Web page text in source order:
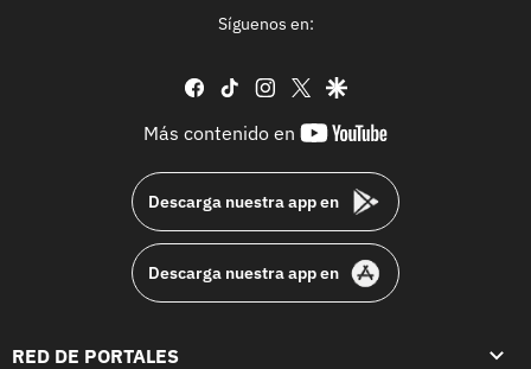
Síguenos en:
facebook
tiktok instagram
twittergoogle
Más contenido en
youtube-
Descarga nuestra app en
Descarga nuestra app en
RED DE PORTALES